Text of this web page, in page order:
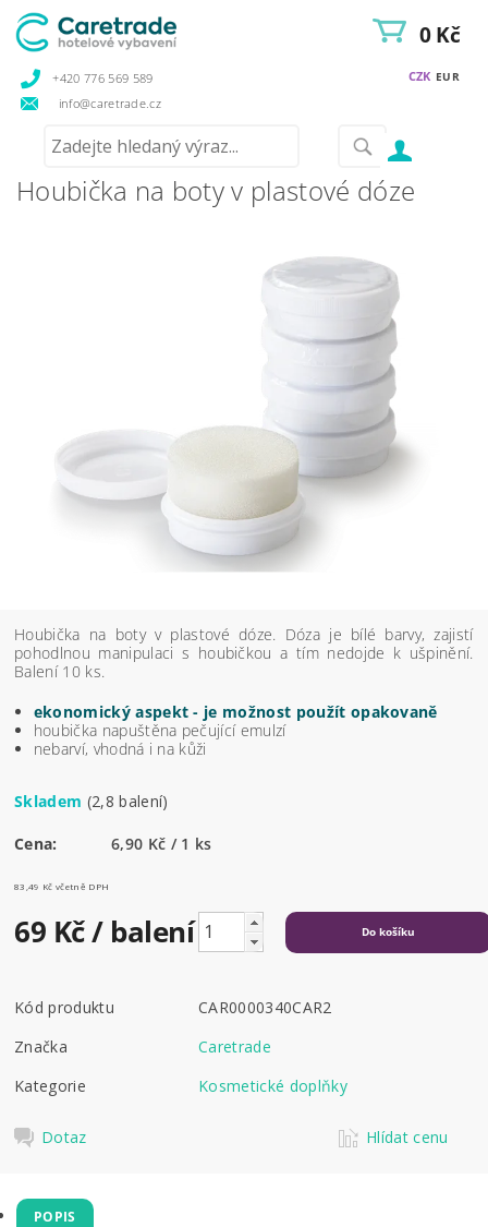
+420 776 569 589
info@caretrade.cz
CZK EUR
0 Kč
Houbička na boty v plastové dóze
Houbička na boty v plastové dóze. Dóza je bílé barvy, zajistí
pohodlnou manipulaci s houbičkou a tím nedojde k ušpinění.
Balení 10 ks.
ekonomický aspekt - je možnost použít opakovaně
houbička napuštěna pečující emulzí
nebarví, vhodná i na kůži
Skladem (2,8 balení)
Cena: 6,90 Kč / 1 ks
83,49 Kč včetně DPH
69 Kč/ balení
Kód produktu
CAR0000340CAR2
Značka
Caretrade
Kategorie
Kosmetické doplňky
Dotaz Hlídat cenu
POPIS